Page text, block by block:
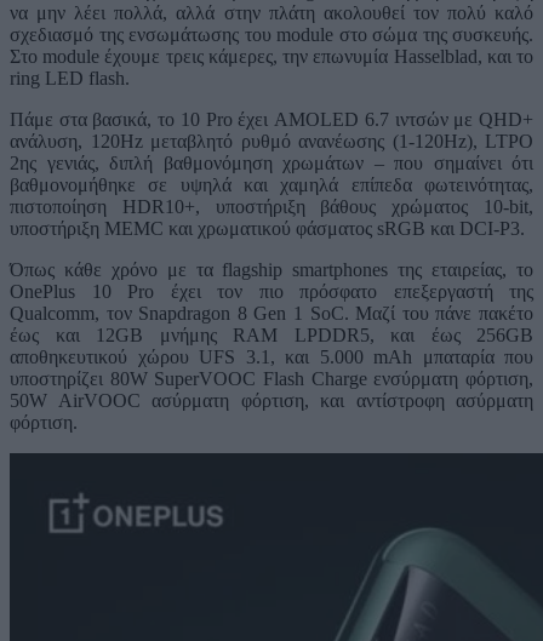
να μην λέει πολλά, αλλά στην πλάτη ακολουθεί τον πολύ καλό
σχεδιασμό της ενσωμάτωσης του module στο σώμα της συσκευής.
Στο module έχουμε τρεις κάμερες, την επωνυμία Hasselblad, και το
ring LED flash.
Πάμε στα βασικά, το 10 Pro έχει AMOLED 6.7 ιντσών με QHD+
ανάλυση, 120Hz μεταβλητό ρυθμό ανανέωσης (1-120Hz), LTPO
2ης γενιάς, διπλή βαθμονόμηση χρωμάτων – που σημαίνει ότι
βαθμονομήθηκε σε υψηλά και χαμηλά επίπεδα φωτεινότητας,
πιστοποίηση HDR10+, υποστήριξη βάθους χρώματος 10-bit,
υποστήριξη MEMC και χρωματικού φάσματος sRGB και DCI-P3.
Όπως κάθε χρόνο με τα flagship smartphones της εταιρείας, το
OnePlus 10 Pro έχει τον πιο πρόσφατο επεξεργαστή της
Qualcomm, τον Snapdragon 8 Gen 1 SoC. Μαζί του πάνε πακέτο
έως και 12GB μνήμης RAM LPDDR5, και έως 256GB
αποθηκευτικού χώρου UFS 3.1, και 5.000 mAh μπαταρία που
υποστηρίζει 80W SuperVOOC Flash Charge ενσύρματη φόρτιση,
50W AirVOOC ασύρματη φόρτιση, και αντίστροφη ασύρματη
φόρτιση.